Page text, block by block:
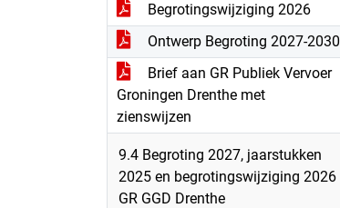
Begrotingswijziging 2026
Ontwerp Begroting 2027-2030
Brief aan GR Publiek Vervoer
Groningen Drenthe met
zienswijzen
9.4 Begroting 2027, jaarstukken
2025 en begrotingswijziging 2026
GR GGD Drenthe